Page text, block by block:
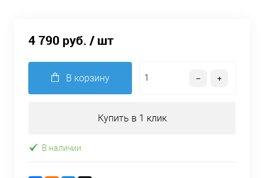
4 790 руб. / шт
В корзину
Купить в 1 клик
В наличии